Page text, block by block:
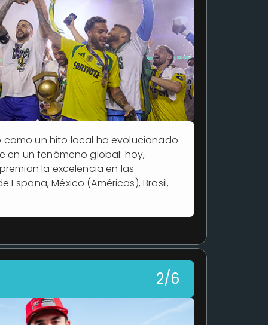
como un hito local ha evolucionado
en un fenómeno global: hoy,
la excelencia en las
España, México (Américas), Brasil,
2/6